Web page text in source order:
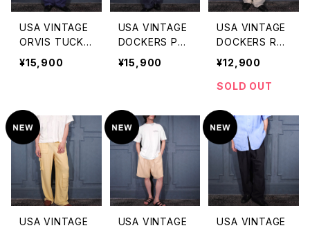
USA VINTAGE
ORVIS TUCK
DESIGN LINEN
100% SLACKS
ザインリネン10
0%スラックスパ
ンツ
¥15,900
USA VINTAGE
DOCKERS PRE
MIUM TUCK D
ESIGN LINEN
カ古着ドッカー
ズプレミアムタッ
クデザインリネン
ワイドスラックス
パンツ
¥15,900
USA VINTAGE
DOCKERS REC
ODE TUCK DE
SIGN LINEN SL
ACKS PANTS/
カーズタックデ
ザインリネンスラ
ックスパンツ
¥12,900
SOLD OUT
USA VINTAGE
USA VINTAGE
USA VINTAGE